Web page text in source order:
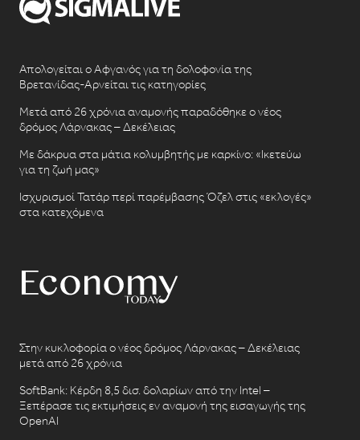
Απολογείται ο Αφγανός για τη δολοφονία της
Βρετανίδας-Αρνείται τις κατηγορίες
Μετά από 26 χρόνια αναμονής παραδόθηκε ο νέος
δρόμος Λάρνακας – Δεκέλειας
Με δάκρυα στα μάτια κολυμβητής με καρκίνο: «Ικετεύω
για τη ζωή μας»
Ισχυρισμοί Τατάρ περί παρέμβασης Όζελ στις «εκλογές»
στα κατεχόμενα
Στην κυκλοφορία ο νέος δρόμος Λάρνακας – Δεκέλειας
μετά από 26 χρόνια
SoftBank: Κέρδη 8,5 δισ. δολαρίων από την Intel –
Ξεπέρασε τις εκτιμήσεις εν αναμονή της εισαγωγής της
OpenAI